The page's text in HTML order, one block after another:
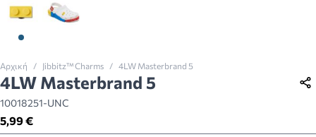
Αρχική / Jibbitz™ Charms / 4LW Masterbrand 5
4LW Masterbrand 5
10018251-UNC
5,99 €